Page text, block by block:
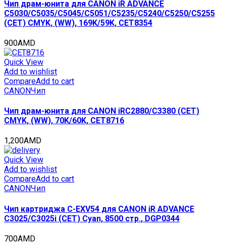
Чип драм-юнита для CANON iR ADVANCE
C5030/C5035/C5045/C5051/C5235/C5240/C5250/C5255
(CET) CMYK, (WW), 169K/59K, CET8354
900AMD
Quick View
Add to wishlist
CompareAdd to cart
CANONЧип
Чип драм-юнита для CANON iRC2880/C3380 (CET)
CMYK, (WW), 70K/60K, CET8716
1,200AMD
Quick View
Add to wishlist
CompareAdd to cart
CANONЧип
Чип картриджа C-EXV54 для CANON iR ADVANCE
C3025/C3025i (CET) Cyan, 8500 стр., DGP0344
700AMD